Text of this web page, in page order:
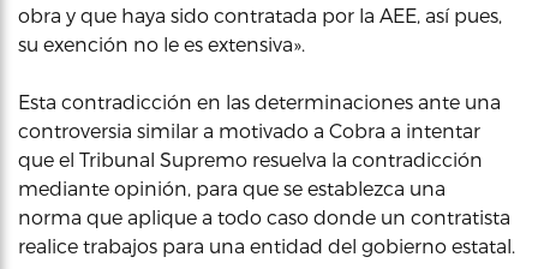
obra y que haya sido contratada por la AEE, así pues,
su exención no le es extensiva».
Esta contradicción en las determinaciones ante una
controversia similar a motivado a Cobra a intentar
que el Tribunal Supremo resuelva la contradicción
mediante opinión, para que se establezca una
norma que aplique a todo caso donde un contratista
realice trabajos para una entidad del gobierno estatal.